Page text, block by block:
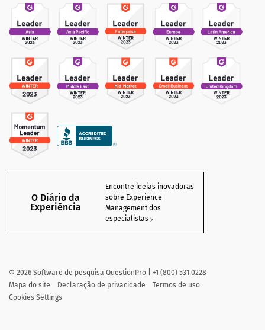
O Diário da
Experiência
Encontre ideias inovadoras
sobre Experience
Management dos
especialistas
© 2026 Software de pesquisa QuestionPro | +1 (800) 531 0228
Mapa do site
Declaração de privacidade
Termos de uso
Cookies Settings